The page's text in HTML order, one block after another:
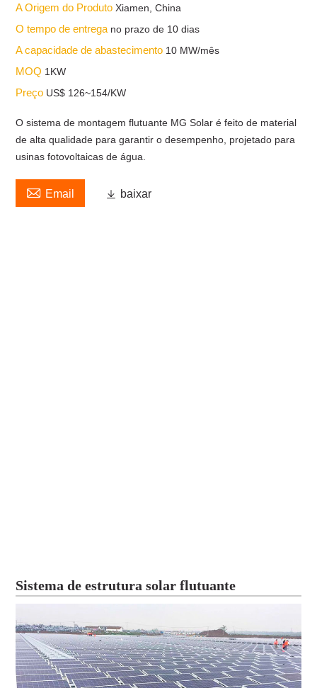
A Origem do ProdutoXiamen, China
O tempo de entrega no prazo de 10 dias
A capacidade de abastecimento 10 MW/mês
MOQ 1KW
Preço US$ 126~154/KW
O sistema de montagem flutuante MG Solar é feito de material
de alta qualidade para garantir o desempenho, projetado para
usinas fotovoltaicas de água.
 Email  baixar
Sistema de estrutura solar flutuante